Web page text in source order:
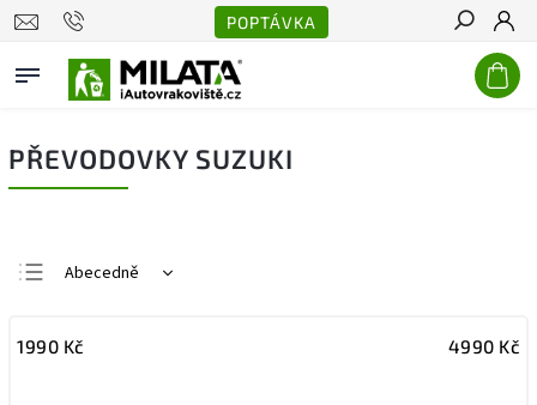
POPTÁVKA
Hledat
PŘEVODOVKY SUZUKI
Abecedně
Nejdražší
1990 Kč 4990 Kč